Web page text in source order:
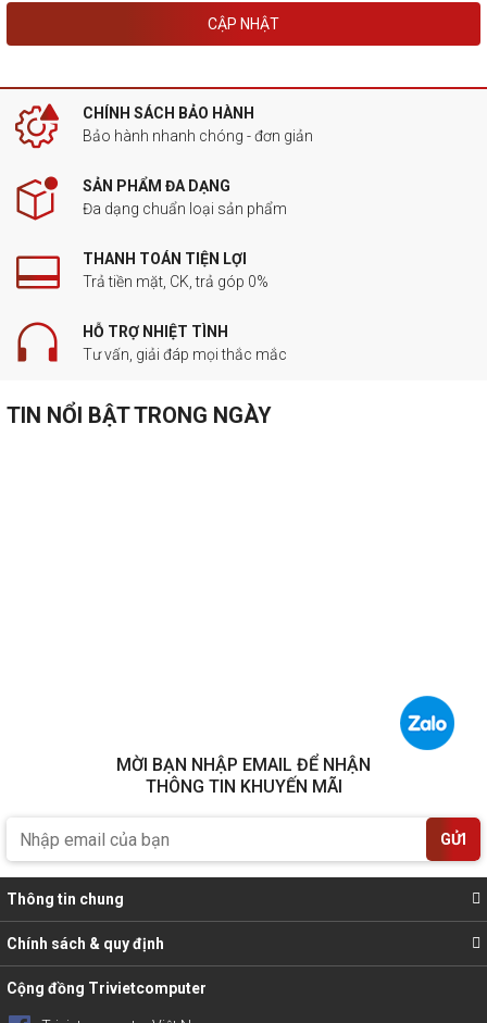
CẬP NHẬT
CHÍNH SÁCH BẢO HÀNH
Bảo hành nhanh chóng - đơn giản
SẢN PHẨM ĐA DẠNG
Đa dạng chuẩn loại sản phẩm
THANH TOÁN TIỆN LỢI
Trả tiền mặt, CK, trả góp 0%
HỖ TRỢ NHIỆT TÌNH
Tư vấn, giải đáp mọi thắc mắc
TIN NỔI BẬT TRONG NGÀY
MỜI BẠN NHẬP EMAIL ĐỂ NHẬN
THÔNG TIN KHUYẾN MÃI
GỬI
Thông tin chung
Chính sách & quy định
Cộng đồng Trivietcomputer